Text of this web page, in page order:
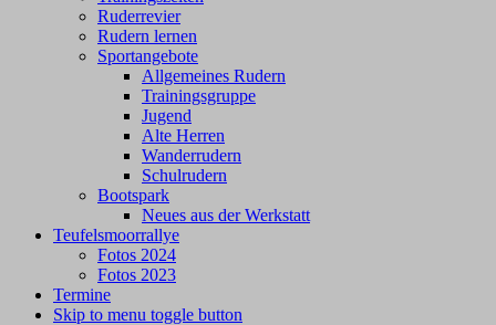
Ruderrevier
Rudern lernen
Sportangebote
Allgemeines Rudern
Trainingsgruppe
Jugend
Alte Herren
Wanderrudern
Schulrudern
Bootspark
Neues aus der Werkstatt
Teufelsmoorrallye
Fotos 2024
Fotos 2023
Termine
Skip to menu toggle button